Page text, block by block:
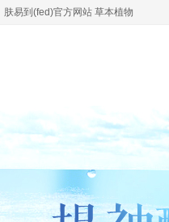
肤易到(fed)官方网站 草本植物